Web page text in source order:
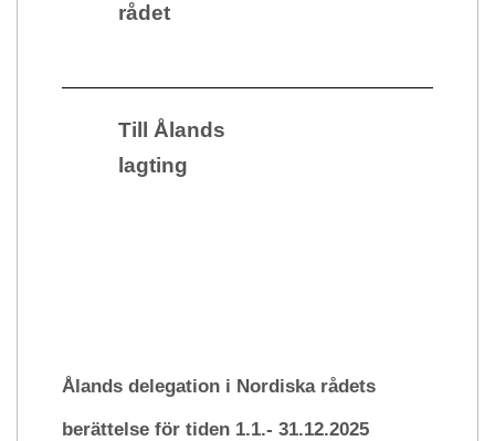
rådet
Till Ålands
lagting
Ålands delegation i Nordiska rådets
berättelse för tiden 1.1.- 31.12.2025